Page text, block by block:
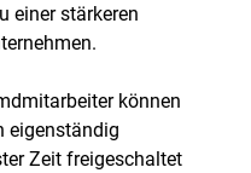
einer stärkeren
können
eigenständig
Zeit freigeschaltet